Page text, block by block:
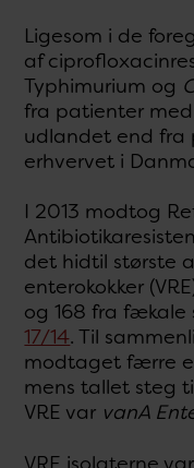
Ligesom i de
af
Typhimurium og
fra patienter
udlandet end fra
erhvervet i
I 2013 modtog
det hidtil største
enterokokker
og 168 fra fækale
17/14. Til
modtaget færre
mens tallet steg
VRE var vanA